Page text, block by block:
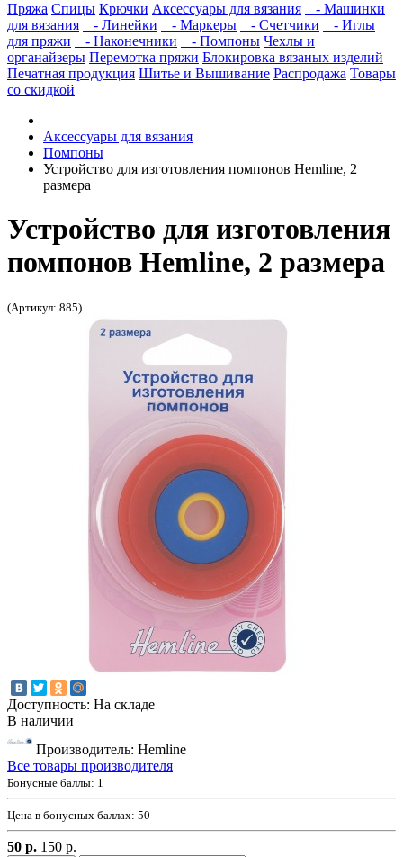
Пряжа Спицы Крючки Аксессуары для вязания
- Машинки
для вязания
- Линейки - Маркеры - Счетчики
- Иглы
для пряжи
- Наконечники - Помпоны Чехлы и
органайзеры Перемотка пряжи Блокировка вязаных изделий
Печатная продукция Шитье и Вышивание Распродажа Товары
со скидкой
Аксессуары для вязания
Помпоны
Устройство для изготовления помпонов Hemline, 2
размера
Устройство для изготовления
помпонов Hemline, 2 размера
(Артикул: 885)
Доступность: На складе
В наличии
Производитель: Hemline
Все товары производителя
Бонусные баллы: 1
Цена в бонусных баллах: 50
50 р. 150 р.